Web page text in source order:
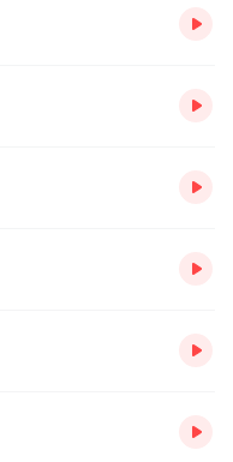
形式，严禁在任何第三方平
过页面右上方按钮，将页
可以按以下步骤咨询在线客
客服】中咨询在线客服；
客服，可关注【喜马拉雅
也可拨打客服电话：400-